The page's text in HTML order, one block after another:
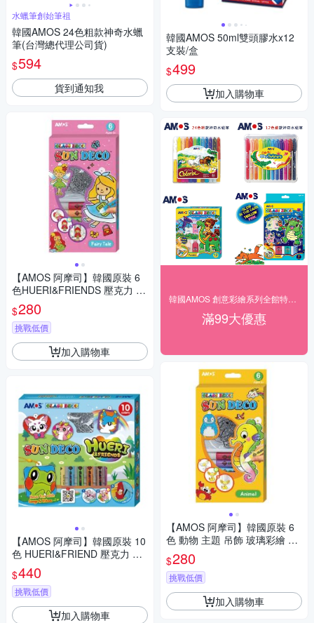
水蠟筆創始筆祖
韓國AMOS 24色粗款神奇水蠟
筆(台灣總代理公司貨)
$594
貨到通知我
【AMOS 阿摩司】韓國原裝 6
色HUERI&FRIENDS 壓克力 模
型板 DIY 玻璃彩繪 組/ 組 SD10
P6-H
$280
挑戰低價
加入購物車
【AMOS 阿摩司】韓國原裝 10
色 HUERI&FRIEND 壓克力 模
型板 DIY 玻璃彩繪組 / 組 SD10
P10-H
$440
挑戰低價
加入購物車
韓國AMOS 50ml雙頭膠水x12
支裝/盒
$499
加入購物車
滿99大優惠
【AMOS 阿摩司】韓國原裝 6
色 動物 主題 吊飾 玻璃彩繪 膠
/ 組 SD10P6-A
$280
挑戰低價
加入購物車